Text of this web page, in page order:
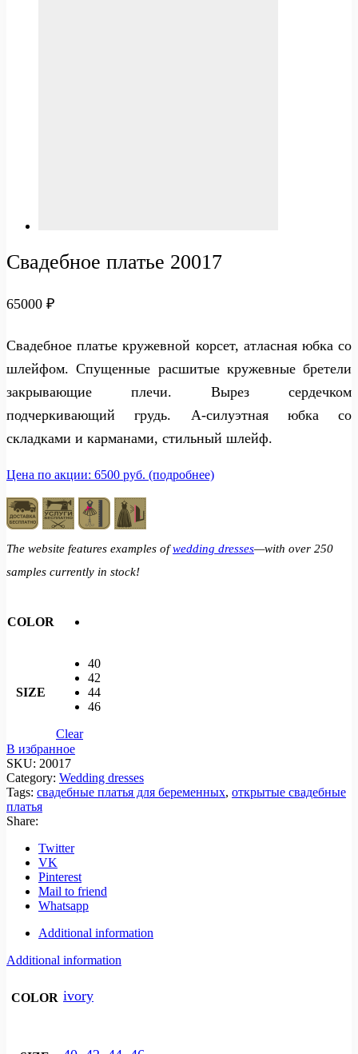
Свадебное платье 20017
65000 ₽
Свадебное платье кружевной корсет, атласная юбка со
шлейфом. Спущенные расшитые кружевные бретели
закрывающие плечи. Вырез сердечком
подчеркивающий грудь. А-силуэтная юбка со
складками и карманами, стильный шлейф.
Цена по акции: 6500 руб. (подробнее)
The website features examples ofwedding dresses—with over 250
samples currently in stock!
COLOR
SIZE
40
42
44
46
Clear
В избранное
SKU: 20017
Category: Wedding dresses
Tags: свадебные платья для беременных, открытые свадебные
платья
Share:
Twitter
VK
Pinterest
Mail to friend
Whatsapp
Additional information
Additional information
COLOR ivory